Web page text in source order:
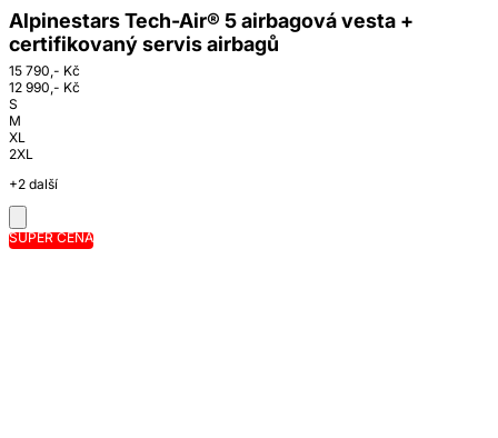
Alpinestars Tech-Air® 5 airbagová vesta +
certifikovaný servis airbagů
15 790,- Kč
12 990,- Kč
S
M
XL
2XL
+2 další
SUPER CENA